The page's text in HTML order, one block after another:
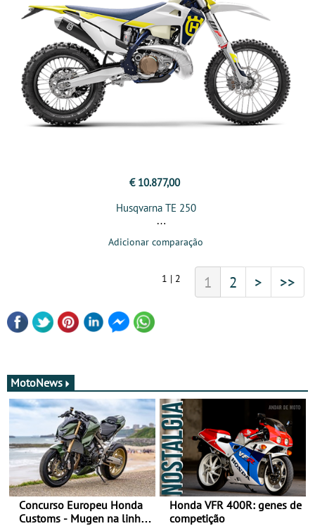
€ 10.877,00
Husqvarna TE 250
Adicionar comparação
1 | 2 1 2 > >>
MotoNews
Concurso Europeu Honda
Customs - Mugen na linha
Honda VFR 400R: genes de
competição